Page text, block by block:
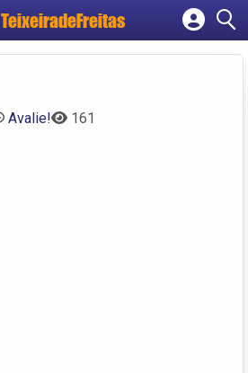
TeixeiradeFreitas
Cadastrar empresa
Avalie! 161